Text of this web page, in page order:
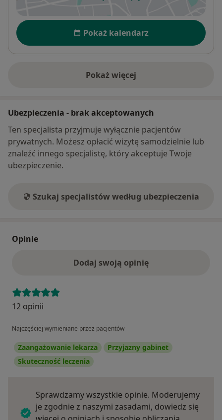
Dostępność
Pokaż kalendarz
Pokaż więcej
o adresie
Ubezpieczenia - brak akceptowanych
Ten specjalista przyjmuje wyłącznie pacjentów
prywatnych. Możesz opłacić wizytę samodzielnie lub
znaleźć innego specjalistę, który akceptuje Twoje
ubezpieczenie.
Szukaj specjalistów według ubezpieczenia
Opinie
Dodaj swoją opinię
12 opinii
Najczęściej wymieniane przez pacjentów
Zaangażowanie lekarza
Przyjazny gabinet
Skuteczność leczenia
Sprawdzamy wszystkie opinie. Moderujemy
je zgodnie z naszymi zasadami, dowiedz się